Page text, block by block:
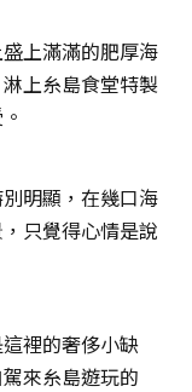
上滿滿的肥厚海
上糸島食堂特製
明顯，在幾口海
只覺得心情是說
裡的奢侈小缺
來糸島遊玩的